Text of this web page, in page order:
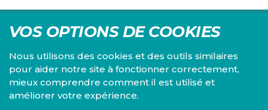
VOS OPTIONS DE COOKIES
Nous utilisons des cookies et des outils similaires
pour aider notre site à fonctionner correctement,
mieux comprendre comment il est utilisé et
améliorer votre expérience.
Centre d'études du PS, l'Institut Emile Vandervelde se
consacre à la recherche sur toutes les questions d'ordre